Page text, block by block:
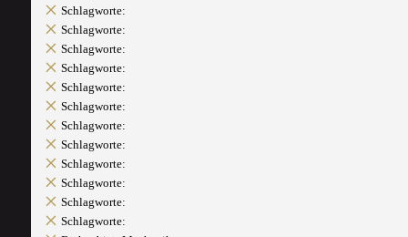
Schlagworte:
Schlagworte:
Schlagworte:
Schlagworte:
Schlagworte:
Schlagworte:
Schlagworte:
Schlagworte:
Schlagworte:
Schlagworte:
Schlagworte:
Schlagworte: